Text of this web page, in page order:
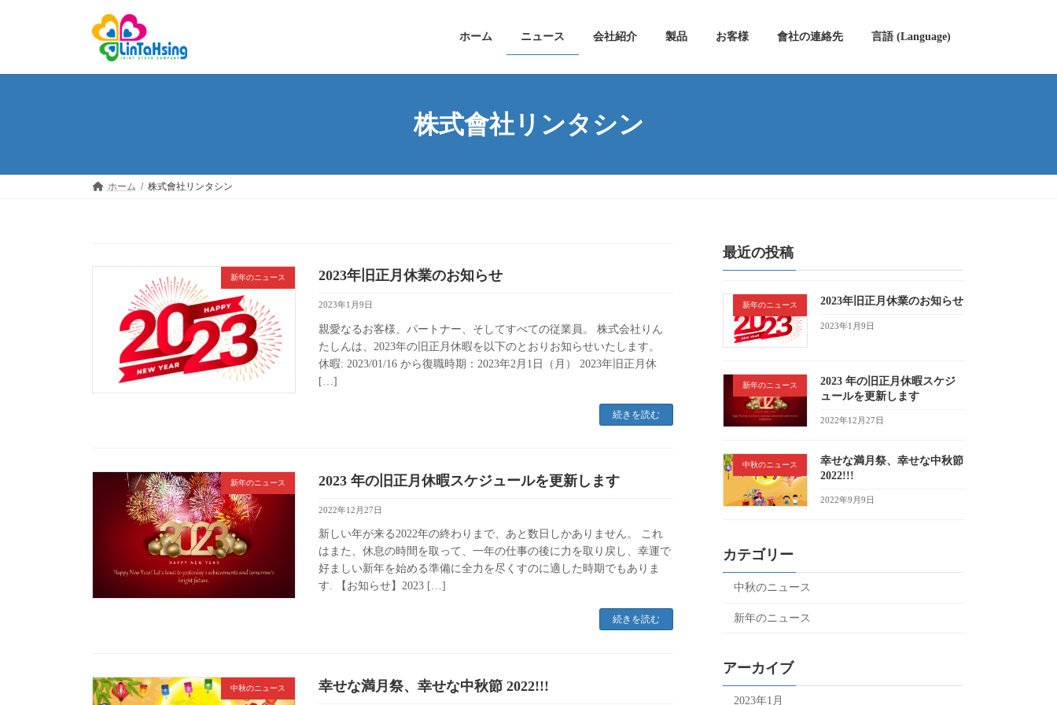
ツ
シ
ホーム ニュース 会社紹介 製品 お客様 會社の連絡先 言語 (Language)
株式會社リンタシン
ホーム 株式會社リンタシン
新年のニュース 2023年旧正月休業のお知らせ
2023年1月9日
親愛なるお客様、パートナー、そしてすべての従業員。 株式会社りん
たしんは、2023年の旧正月休暇を以下のとおりお知らせいたします。
休暇: 2023/01/16 から復職時期：2023年2月1日（月） 2023年旧正月休
[…]
続きを読む
新年のニュース 2023 年の旧正月休暇スケジュールを更新します
2022年12月27日
新しい年が来る2022年の終わりまで、あと数日しかありません。 これ
はまた、休息の時間を取って、一年の仕事の後に力を取り戻し、幸運で
好ましい新年を始める準備に全力を尽くすのに適した時期でもありま
す. 【お知らせ】2023 […]
続きを読む
中秋のニュース 幸せな満月祭、幸せな中秋節 2022!!!
最近の投稿
新年のニュース 2023年旧正月休業のお知らせ
2023年1月9日
新年のニュース
2023 年の旧正月休暇スケジ
ュールを更新します
2022年12月27日
中秋のニュース
幸せな満月祭、幸せな中秋節
2022!!!
2022年9月9日
カテゴリー
中秋のニュース
新年のニュース
アーカイブ
2023年1月